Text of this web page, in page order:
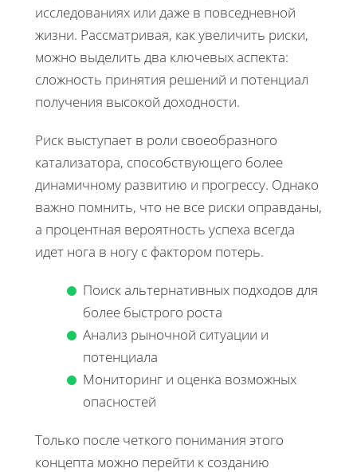
исследованиях или даже в повседневной
жизни. Рассматривая, как увеличить риски,
можно выделить два ключевых аспекта:
сложность принятия решений и потенциал
получения высокой доходности.
Риск выступает в роли своеобразного
катализатора, способствующего более
динамичному развитию и прогрессу. Однако
важно помнить, что не все риски оправданы,
а процентная вероятность успеха всегда
идет нога в ногу с фактором потерь.
Поиск альтернативных подходов для
более быстрого роста
Анализ рыночной ситуации и
потенциала
Мониторинг и оценка возможных
опасностей
Только после четкого понимания этого
концепта можно перейти к созданию